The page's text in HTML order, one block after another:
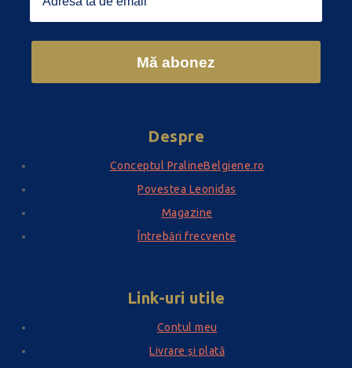
Mă abonez
Despre
Conceptul PralineBelgiene.ro
Povestea Leonidas
Magazine
Întrebări frecvente
Link-uri utile
Contul meu
Livrare și plată